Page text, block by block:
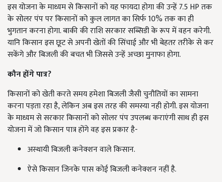
इस योजना के माध्यम से किसानों को यह फायदा होगा की उन्हें 7.5 HP तक
के सोलर पंप पर किसानों को कुल लागत का सिर्फ 10% तक का ही
भुगतान करना होगा. बाकी की राशि सरकार सब्सिडी के रूप में वहन करेगी.
यानि किसान इस छूट से अपनी खेतों की सिंचाई और भी बेहतर तरीके से कर
सकेंगे और बिजली की बचत भी जिससे उन्हें अच्छा मुनाफा होगा.
कौनहोंगेपात्र?
किसानों को खेती करते समय हमेशा बिजली जैसी चुनौतियों का सामना
करना पड़ता रहा है, लेकिन अब इस तरह की समस्या नही होगी. इस योजना
के माध्यम से सरकार किसानों को सोलर पंप उपलब्ध कराएंगी साथ ही इस
योजना में जो किसान पात्र होंगे वह इस प्रकार है-
अस्थायी बिजली कनेक्शन वाले किसान.
ऐसे किसान जिनके पास कोई बिजली कनेक्शन नहीं है.